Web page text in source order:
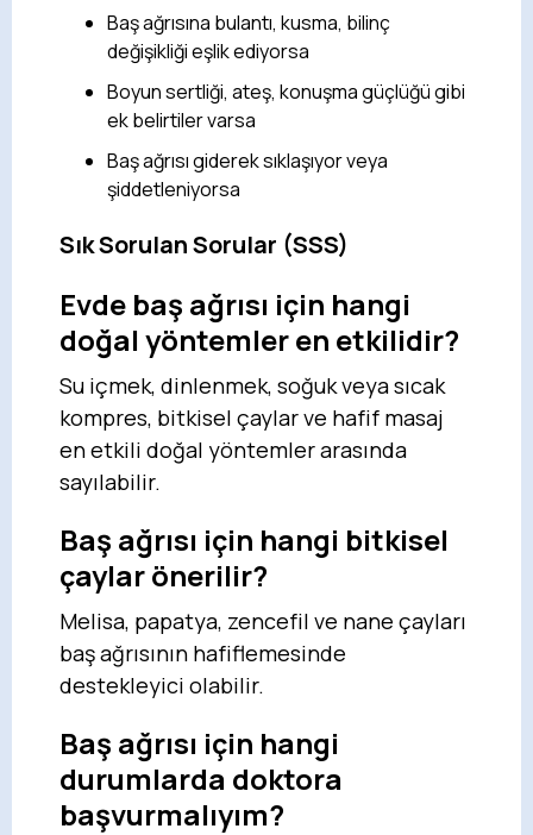
Baş ağrısına bulantı, kusma, bilinç
değişikliği eşlik ediyorsa
Boyun sertliği, ateş, konuşma güçlüğü gibi
ek belirtiler varsa
Baş ağrısı giderek sıklaşıyor veya
şiddetleniyorsa
Sık Sorulan Sorular (SSS)
Evde baş ağrısı için hangi
doğal yöntemler en etkilidir?
Su içmek, dinlenmek, soğuk veya sıcak
kompres, bitkisel çaylar ve hafif masaj
en etkili doğal yöntemler arasında
sayılabilir.
Baş ağrısı için hangi bitkisel
çaylar önerilir?
Melisa, papatya, zencefil ve nane çayları
baş ağrısının hafiflemesinde
destekleyici olabilir.
Baş ağrısı için hangi
durumlarda doktora
başvurmalıyım?